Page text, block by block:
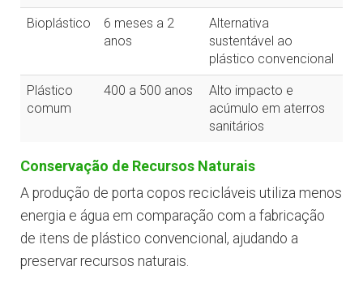
Bioplástico
6 meses a 2
anos
Alternativa
sustentável ao
plástico convencional
Plástico
comum
400 a 500 anos
Alto impacto e
acúmulo em aterros
sanitários
Conservação de Recursos Naturais
A produção de porta copos recicláveis utiliza menos
energia e água em comparação com a fabricação
de itens de plástico convencional, ajudando a
preservar recursos naturais.